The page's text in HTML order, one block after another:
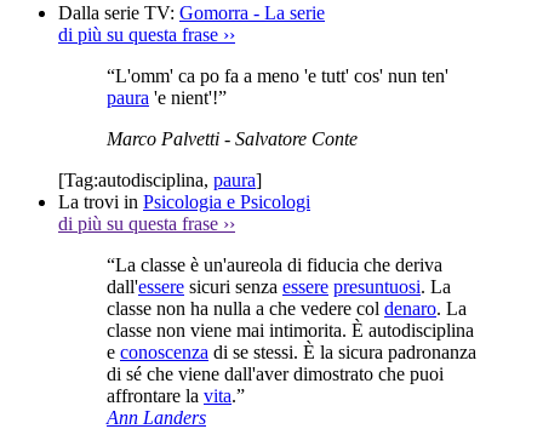
Dalla serie TV: Gomorra - La serie
di più su questa frase ››
“L'omm' ca po fa a meno 'e tutt' cos' nun ten'
paura 'e nient'!”
Marco Palvetti - Salvatore Conte
[Tag:autodisciplina, paura]
La trovi in Psicologia e Psicologi
di più su questa frase ››
“La classe è un'aureola di fiducia che deriva
dall'essere sicuri senza essere presuntuosi. La
classe non ha nulla a che vedere col denaro. La
classe non viene mai intimorita. È autodisciplina
e conoscenza di se stessi. È la sicura padronanza
di sé che viene dall'aver dimostrato che puoi
affrontare la vita.”
Ann Landers